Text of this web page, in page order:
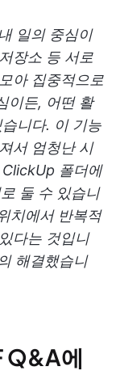
일의 중심이
장소 등 서로
아 집중적으로
이든, 어떤 활
니다. 이 기능
서 엄청난 시
폴더에
둘 수 있습니
치에서 반복적
다는 것입니
해결했습니
Q&A에